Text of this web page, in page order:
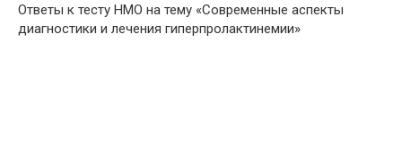
Ответы к тесту НМО на тему «Современные аспекты
диагностики и лечения гиперпролактинемии»